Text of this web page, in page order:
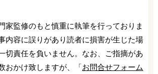
家監修のもと慎重に執筆を行っておりま
内容に誤りがあり読者に損害が生じた場
切責任を負いません。なお、ご指摘があ
おかけ致しますが、「お問合せフォーム